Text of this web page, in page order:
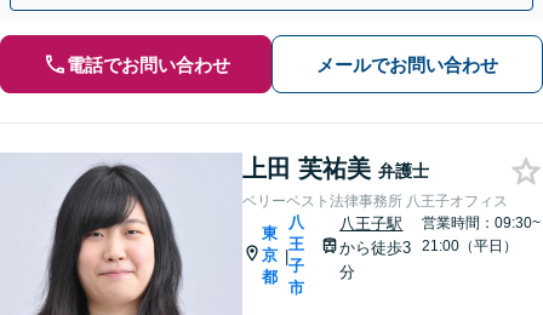
電話でお問い合わせ メールでお問い合わせ
上田 芙祐美 弁護士
ベリーベスト法律事務所 八王子オフィス
東
京
都
|
八
王
子
市
八王子駅
から徒歩3
分
営業時間：09:30~
21:00（平日）